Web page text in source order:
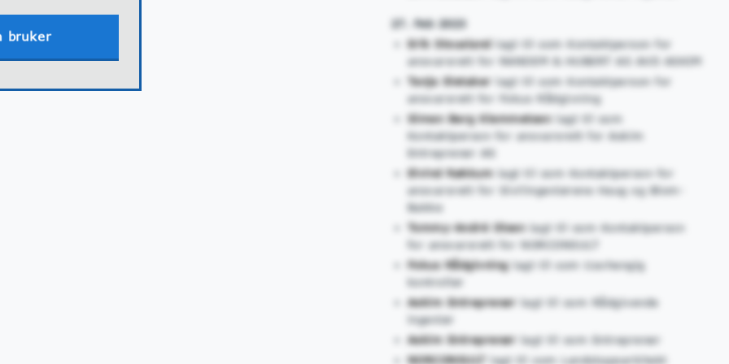
bruker
27. Feb 2023
Erik Stouslandlagt til som Kontaktperson for
ansvarsrett for RANDEM & HUBERT AS AVD ASKIM
Tanja Sletaker lagt til som Kontaktperson for
ansvarsrett for Fokus Rådgivning
Simen Berg Klemmetsenlagt til som
Kontaktperson for ansvarsrett for Askim
Entreprenør AS
Eivind Røkkumlagt til som Kontaktperson for
ansvarsrett for Sivilingeniørene Haug og Blom-
Bakke
Tommy-André Olsenlagt til som Kontaktperson
for ansvarsrett for NORCONSULT
Fokus Rådgivninglagt til som Uavhengig
kontrollør
Askim Entreprenør lagt til som Rådgivende
ingeniør
Askim Entreprenør lagt til som Entreprenør
NORCONSULT
lagt til som Landskapsarkitekt